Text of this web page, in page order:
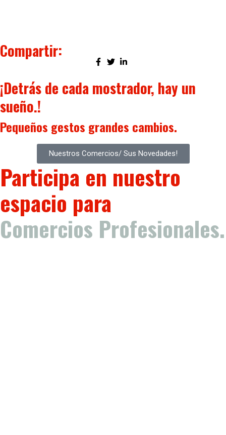
Compartir:
¡Detrás de cada mostrador, hay un
sueño.!
Pequeños gestos grandes cambios.
Nuestros Comercios/ Sus Novedades!
Participa en nuestro
espacio para
Comercios Profesionales.